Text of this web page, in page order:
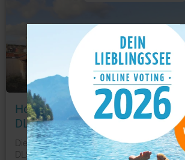
Holiday flats am Geiseltalsee
DLS011001-CYA
Die Holiday flats am. Das Geiseltalsee
DLS011001-CYA verfügt über einen